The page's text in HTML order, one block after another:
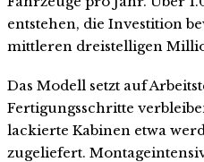
entstehen, die Investition
mittleren dreistelligen
Das Modell setzt auf
Fertigungsschritte
lackierte Kabinen etwa
zugeliefert.